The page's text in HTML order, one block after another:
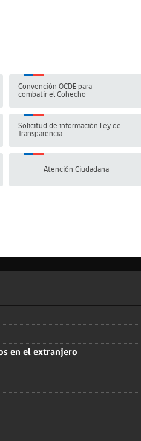
Convención OCDE para
combatir el Cohecho
Solicitud de información Ley de
Transparencia
Atención Ciudadana
en el extranjero